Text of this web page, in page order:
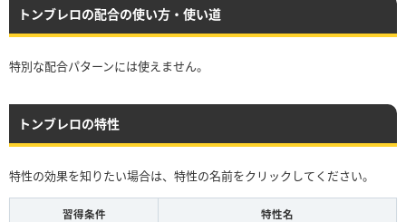
トンブレロの配合の使い方・使い道
特別な配合パターンには使えません。
トンブレロの特性
特性の効果を知りたい場合は、特性の名前をクリックしてください。
習得条件 特性名